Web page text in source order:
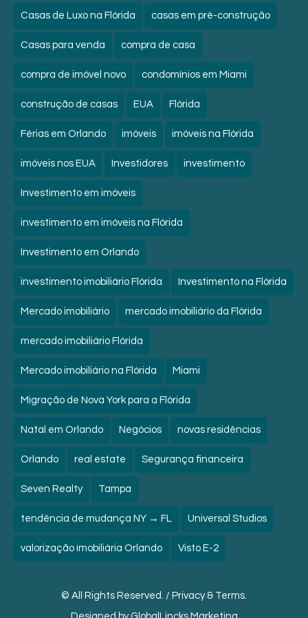
Casas de Luxo na Flórida casas em pré-construção
Casas para venda compra de casa
compra de imóvel novo condomínios em Miami
construção de casas EUA Flórida
Férias em Orlando imóveis imóveis na Flórida
imóveis nos EUA Investidores investimento
Investimento em imóveis
investimento em imóveis na Flórida
Investimento em Orlando
investimento imobiliário Flórida Investimento na Flórida
Mercado imobiliário mercado imobiliário da Flórida
mercado imobiliário Flórida
Mercado imobiliário na Flórida Miami
Migração de Nova York para a Flórida
Natal em Orlando Negócios novas residências
Orlando real estate Segurança financeira
Seven Realty Tampa
tendência de mudança NY → FL Universal Studios
valorização imobiliária Orlando Visto E-2
© All Rights Reserved. / Privacy & Terms.